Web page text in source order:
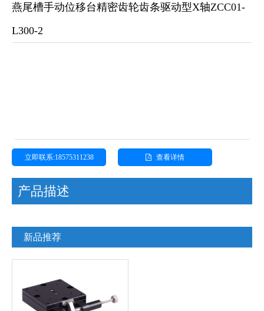
燕尾槽手动位移台精密齿轮齿条驱动型X轴ZCC01-
L300-2
立即联系:18575311238 查看详情
产品描述
新品推荐